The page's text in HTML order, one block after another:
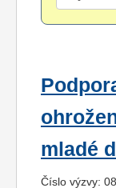
mladé
Číslo výzvy: